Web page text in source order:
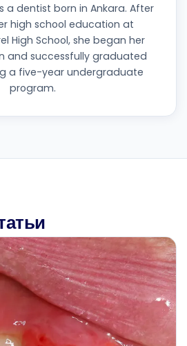
a dentist born in Ankara. After
high school education at
High School, she began her
and successfully graduated
a five-year undergraduate
program.